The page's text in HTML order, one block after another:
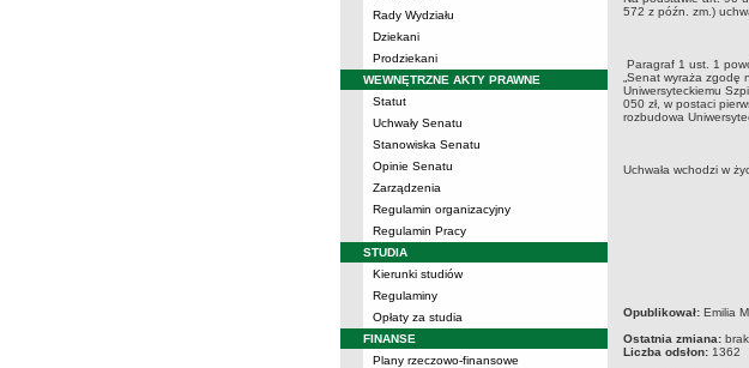
Rady Wydziału
Dziekani
Prodziekani
WEWNĘTRZNE AKTY PRAWNE
Statut
Uchwały Senatu
Stanowiska Senatu
Opinie Senatu
Zarządzenia
Regulamin organizacyjny
Regulamin Pracy
STUDIA
Kierunki studiów
Regulaminy
Opłaty za studia
FINANSE
Plany rzeczowo-finansowe
572 z późn. zm.)
Paragraf 1 ust. 1
„Senat wyraża zgodę
Uniwersyteckiemu
050 zł, w postaci
rozbudowa
§
Uchwała wchodzi w
prof. dr
metryczka
Opublikował: Emilia
Ostatnia zmiana:
Liczba odsłon: 1362